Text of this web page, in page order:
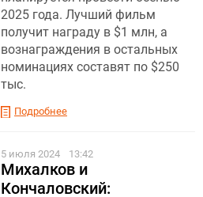
2025 года. Лучший фильм
получит награду в $1 млн, а
вознаграждения в остальных
номинациях составят по $250
тыс.
Подробнее
5 июля 2024 13:42
Михалков и
Кончаловский: